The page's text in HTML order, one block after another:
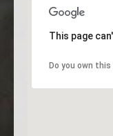
This page
Do you own